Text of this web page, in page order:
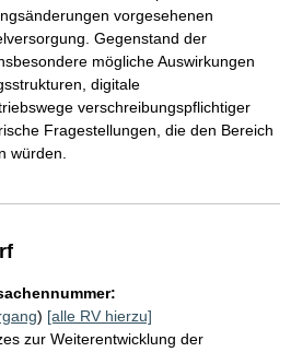
vorgesehenen
Gegenstand der
mögliche Auswirkungen
digitale
verschreibungspflichtiger
Fragestellungen, die den Bereich
würden.
) [alle RV hierzu]
zur Weiterentwicklung der